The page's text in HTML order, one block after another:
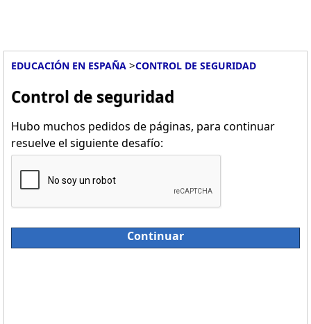
EDUCACIÓN EN ESPAÑA >CONTROL DE SEGURIDAD
Control de seguridad
Hubo muchos pedidos de páginas, para continuar
resuelve el siguiente desafío:
Continuar